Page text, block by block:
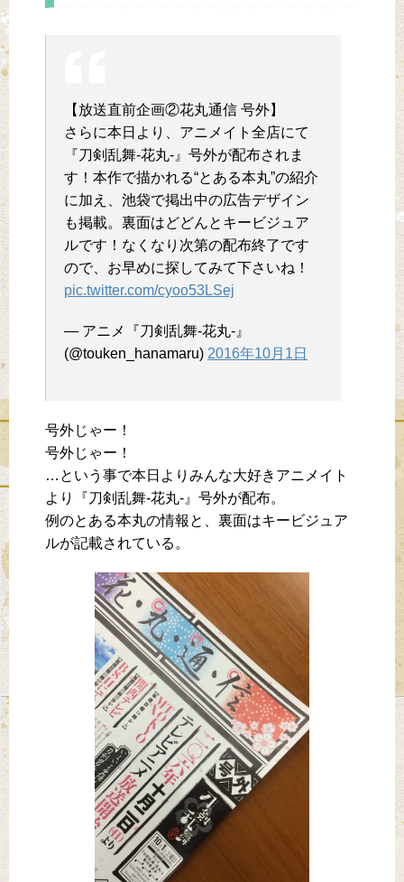
【放送直前企画②花丸通信 号外】
さらに本日より、アニメイト全店にて
『刀剣乱舞-花丸-』号外が配布されま
す！本作で描かれる“とある本丸”の紹介
に加え、池袋で掲出中の広告デザイン
も掲載。裏面はどどんとキービジュア
ルです！なくなり次第の配布終了です
ので、お早めに探してみて下さいね！
pic.twitter.com/cyoo53LSej
— アニメ『刀剣乱舞-花丸-』
(@touken_hanamaru) 2016年10月1日
号外じゃー！
号外じゃー！
…という事で本日よりみんな大好きアニメイト
より『刀剣乱舞-花丸-』号外が配布。
例のとある本丸の情報と、裏面はキービジュア
ルが記載されている。